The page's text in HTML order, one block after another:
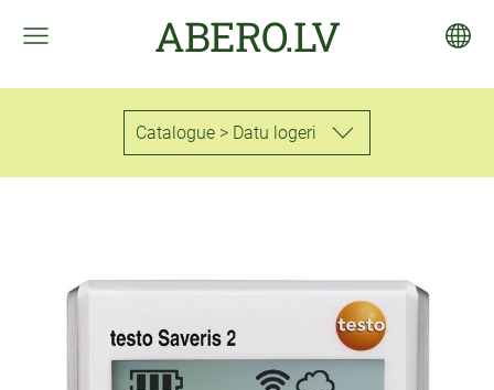
ABERO.LV
Catalogue > Datu logeri